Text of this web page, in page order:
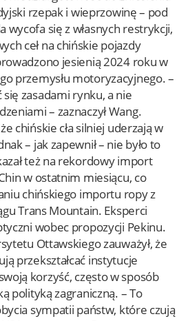
rzepak i wieprzowinę – pod
wycofa się z własnych restrykcji,
ceł na chińskie pojazdy
jesienią 2024 roku w
przemysłu motoryzacyjnego. –
zasadami rynku, a nie
– zaznaczył Wang.
chińskie cła silniej uderzają w
– jak zapewnił – nie było to
też na rekordowy import
w ostatnim miesiącu, co
chińskiego importu ropy z
Trans Mountain. Eksperci
wobec propozycji Pekinu.
Ottawskiego zauważył, że
przekształcać instytucje
korzyść, często w sposób
polityką zagraniczną. – To
sympatii państw, które czują